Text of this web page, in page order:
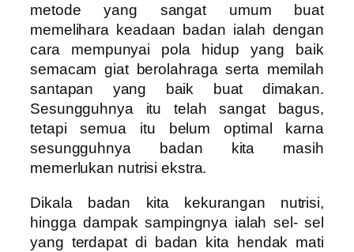
metode yang sangat umum buat
memelihara keadaan badan ialah dengan
cara mempunyai pola hidup yang baik
semacam giat berolahraga serta memilah
santapan yang baik buat dimakan.
Sesungguhnya itu telah sangat bagus,
tetapi semua itu belum optimal karna
sesungguhnya badan kita masih
memerlukan nutrisi ekstra.
Dikala badan kita kekurangan nutrisi,
hingga dampak sampingnya ialah sel- sel
yang terdapat di badan kita hendak mati